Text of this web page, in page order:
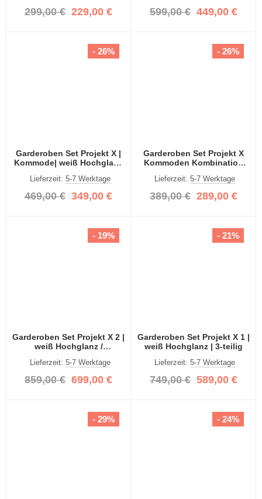
299,00 € 229,00 € 599,00 € 449,00 €
Garderoben Set Projekt X |
Kommode| weiß Hochglanz
Lieferzeit: 5-7 Werktage
469,00 € 349,00 €
- 26%
Garderoben Set Projekt X
Kommoden Kombination
Lieferzeit:5-7 Werktage
389,00 € 289,00 €
- 26%
Garderoben Set Projekt X 2 |
weiß Hochglanz /
Lieferzeit: 5-7 Werktage
859,00 € 699,00 €
- 19%
Garderoben Set Projekt X 1 |
weiß Hochglanz | 3-teilig
Lieferzeit:5-7 Werktage
749,00 € 589,00 €
- 21%
- 29% - 24%